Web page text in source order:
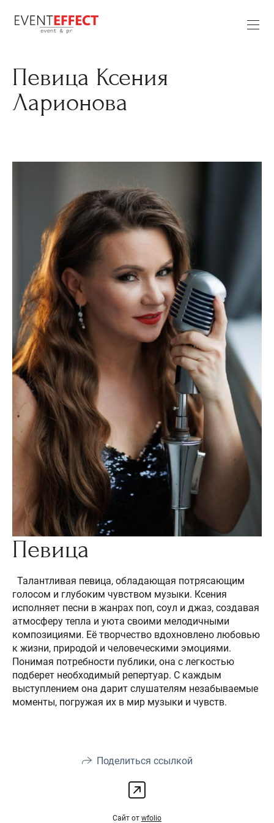
Певица Ксения
Ларионова
Певица
Талантливая певица, обладающая потрясающим
голосом и глубоким чувством музыки. Ксения
исполняет песни в жанрах поп, соул и джаз, создавая
атмосферу тепла и уюта своими мелодичными
композициями. Её творчество вдохновлено любовью
к жизни, природой и человеческими эмоциями.
Понимая потребности публики, она с легкостью
подберет необходимый репертуар. С каждым
выступлением она дарит слушателям незабываемые
моменты, погружая их в мир музыки и чувств.
Поделиться ссылкой
Сайт от wfolio